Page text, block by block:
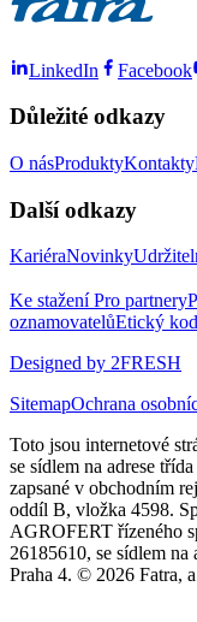
LinkedIn Facebook
Důležité odkazy
O násProduktyKontakty
Další odkazy
KariéraNovinky
Ke staženíPro partnery
oznamovatelůEtický
Designed by 2FRESH
SitemapOchrana
Toto jsou internetové
se sídlem na adrese
zapsané v obchodním
oddíl B, vložka 4598.
AGROFERT řízeného
26185610, se sídlem na
Praha 4. © 2026 Fatra,